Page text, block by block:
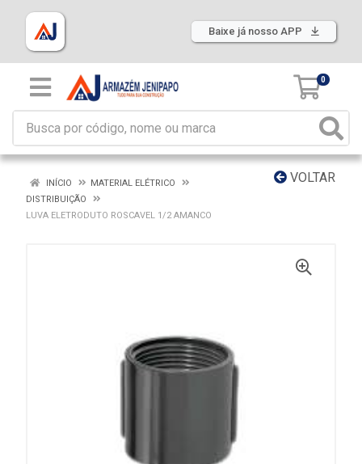
Baixe já nosso APP
0
VOLTAR
INÍCIO
MATERIAL ELÉTRICO
DISTRIBUIÇÃO
LUVA ELETRODUTO ROSCAVEL 1/2 AMANCO